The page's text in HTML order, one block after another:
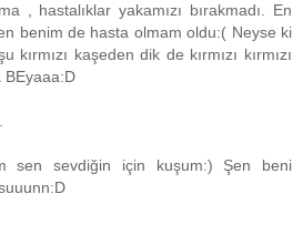
, hastalıklar yakamızı bırakmadı. En
benim de hasta olmam oldu:( Neyse ki
kırmızı kaşeden dik de kırmızı kırmızı
BEyaaa:D
sen sevdiğin için kuşum:) Şen beni